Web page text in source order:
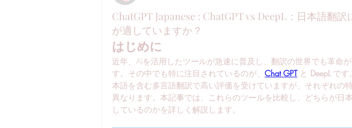
ChatGPT Japanese : ChatGPT vs DeepL：日本語翻訳
が適していますか？
はじめに
近年、AIを活用したツールが急速に普及し、翻訳の世界でも革命
す。その中でも特に注目されているのが、 Chat GPT と DeepL です
本語を含む多言語翻訳で高い評価を受けていますが、それぞれの
異なります。本記事では、これらのツールを比較し、どちらが日
しているのかを詳しく解説します。